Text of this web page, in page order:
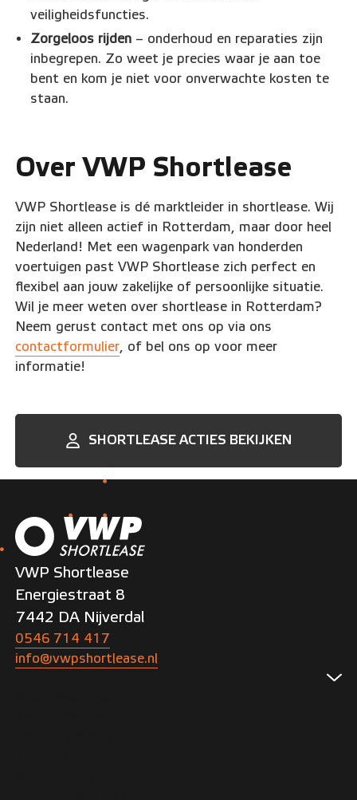
veiligheidsfuncties.
Zorgeloos rijden – onderhoud en reparaties zijn
inbegrepen. Zo weet je precies waar je aan toe
bent en kom je niet voor onverwachte kosten te
staan.
Over VWP Shortlease
VWP Shortlease is dé marktleider in shortlease. Wij
zijn niet alleen actief in Rotterdam, maar door heel
Nederland! Met een wagenpark van honderden
voertuigen past VWP Shortlease zich perfect en
flexibel aan jouw zakelijke of persoonlijke situatie.
Wil je meer weten over shortlease in Rotterdam?
Neem gerust contact met ons op via ons
contactformulier , of bel ons op voor meer
informatie!
SHORTLEASE ACTIES BEKIJKEN
VWP Shortlease
Energiestraat 8
7442 DA Nijverdal
0546 714 417
info@vwpshortlease.nl